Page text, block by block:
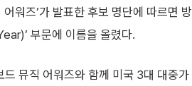
워즈’가 발표한 후보 명단에 따르면 방
부문에 이름을 올렸다.
드 뮤직 어워즈와 함께 미국 3대 대중가